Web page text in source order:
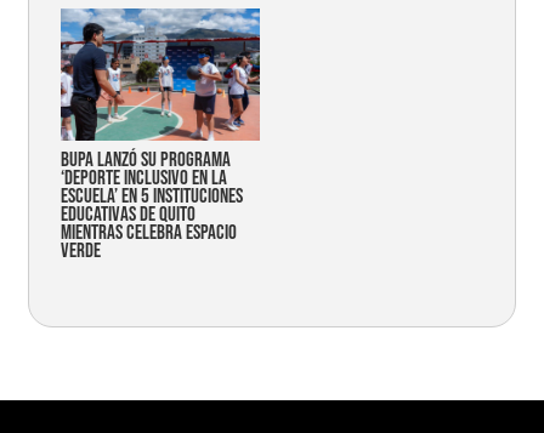
Bupa lanzó su programa
‘Deporte Inclusivo en la
Escuela’ en 5 instituciones
educativas de Quito
mientras celebra espacio
verde